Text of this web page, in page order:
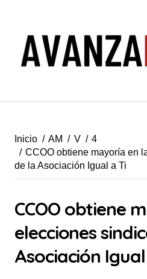
Inicio AM V
4
CCOO obtiene mayoría en
de la Asociación Igual a Ti
CCOO obtiene
elecciones
Asociación